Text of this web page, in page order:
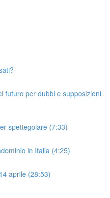
futuro per dubbi e supposizioni
spettegolare (7:33)
in Italia (4:25)
aprile (28:53)